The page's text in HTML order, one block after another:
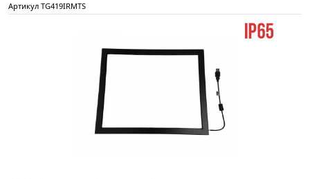
Артикул TG419IRMTS